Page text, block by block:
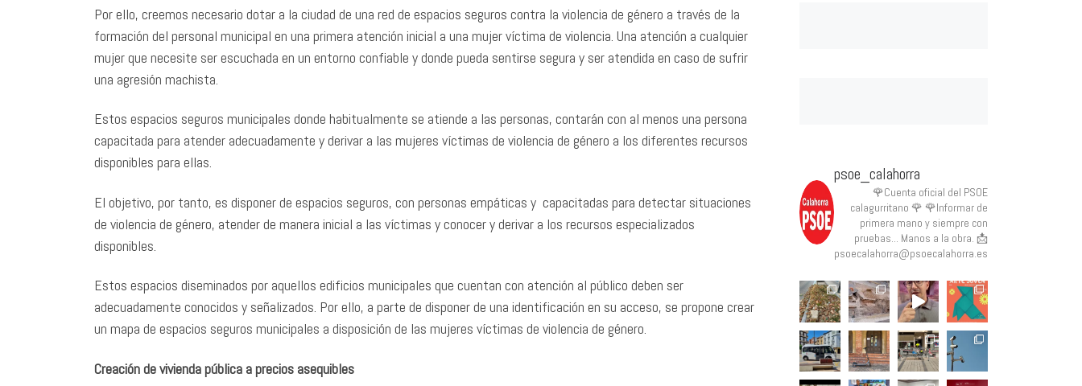
Por ello, creemos necesario dotar a la ciudad de una red de espacios seguros contra la violencia de género a través de la
formación del personal municipal en una primera atención inicial a una mujer víctima de violencia. Una atención a cualquier
mujer que necesite ser escuchada en un entorno confiable y donde pueda sentirse segura y ser atendida en caso de sufrir
una agresión machista.
Estos espacios seguros municipales donde habitualmente se atiende a las personas, contarán con al menos una persona
capacitada para atender adecuadamente y derivar a las mujeres víctimas de violencia de género a los diferentes recursos
disponibles para ellas.
El objetivo, por tanto, es disponer de espacios seguros, con personas empáticas y capacitadas para detectar situaciones
de violencia de género, atender de manera inicial a las víctimas y conocer y derivar a los recursos especializados
disponibles.
Estos espacios diseminados por aquellos edificios municipales que cuentan con atención al público deben ser
adecuadamente conocidos y señalizados. Por ello, a parte de disponer de una identificación en su acceso, se propone crear
un mapa de espacios seguros municipales a disposición de las mujeres víctimas de violencia de género.
Creación de vivienda pública a precios asequibles
psoe_calahorra
🌹Cuenta oficial del PSOE
calagurritano 🌹 🌹Informar de
primera mano y siempre con
pruebas... Manos a la obra. 📩
psoecalahorra@psoecalahorra.es